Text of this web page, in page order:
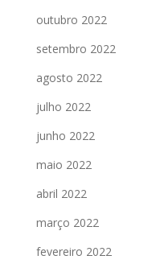
outubro 2022
setembro 2022
agosto 2022
julho 2022
junho 2022
maio 2022
abril 2022
março 2022
fevereiro 2022